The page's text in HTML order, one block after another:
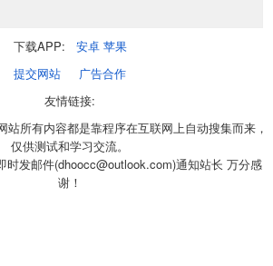
下载APP: 安卓 苹果
提交网站
广告合作
友情链接:
所有内容都是靠程序在互联网上自动搜集而来，
仅供测试和学习交流。
时发邮件(dhoocc@outlook.com)通知站长 万分感
谢！